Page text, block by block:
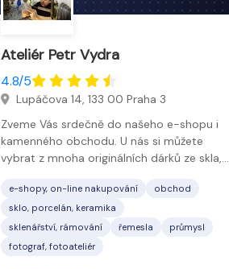
Ateliér Petr Vydra
4.8/5
Lupáčova 14, 133 00 Praha 3
Zveme Vás srdečně do našeho e-shopu i
kamenného obchodu. U nás si můžete
vybrat z mnoha originálních dárků ze skla,…
e-shopy, on-line nakupování
obchod
sklo, porcelán, keramika
sklenářství, rámování
řemesla
průmysl
fotograf, fotoateliér